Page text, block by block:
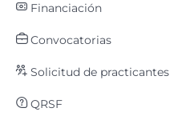
Financiación
Convocatorias
Solicitud de practicantes
QRSF